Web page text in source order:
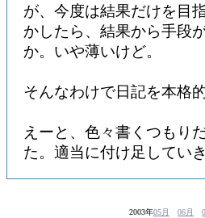
が、今度は結果だけを目
かしたら、結果から手段
か。いや薄いけど。
そんなわけで日記を本格
えーと、色々書くつもり
た。適当に付け足していき
2003年05月 06月